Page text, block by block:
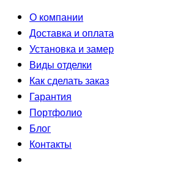
О компании
Доставка и оплата
Установка и замер
Виды отделки
Как сделать заказ
Гарантия
Портфолио
Блог
Контакты